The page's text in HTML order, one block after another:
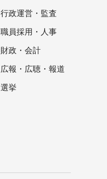
行政運営・監査
職員採用・人事
財政・会計
広報・広聴・報道
選挙